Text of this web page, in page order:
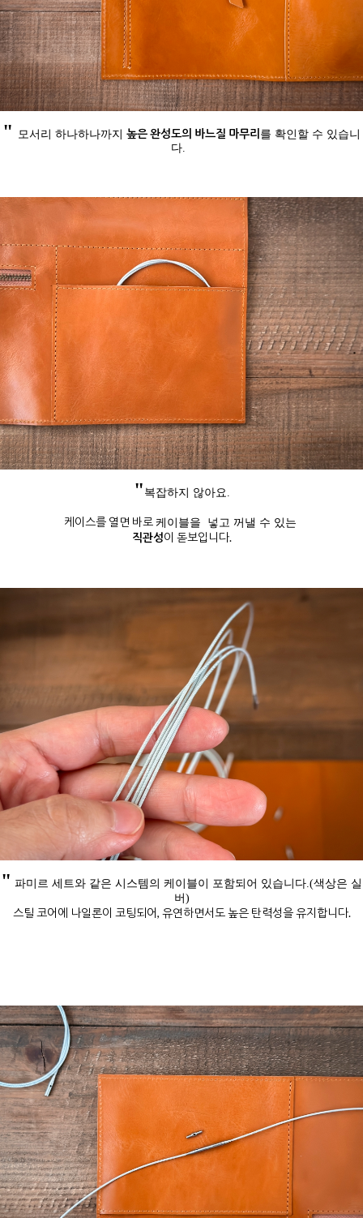
" 모서리 하나하나까지 높은 완성도의 바느질 마무리 를 확인할 수 있습니
다.
" 복잡하지 않아요.
케이스를 열면 바로 케이블을 넣고 꺼낼 수 있는
직관성이 돋보입니다.
" 파미르 세트와 같은 시스템의 케이블이 포함되어 있습니다.(색상은 실
버)
스틸 코어에 나일론이 코팅되어, 유연하면서도 높은 탄력성을 유지합니다.